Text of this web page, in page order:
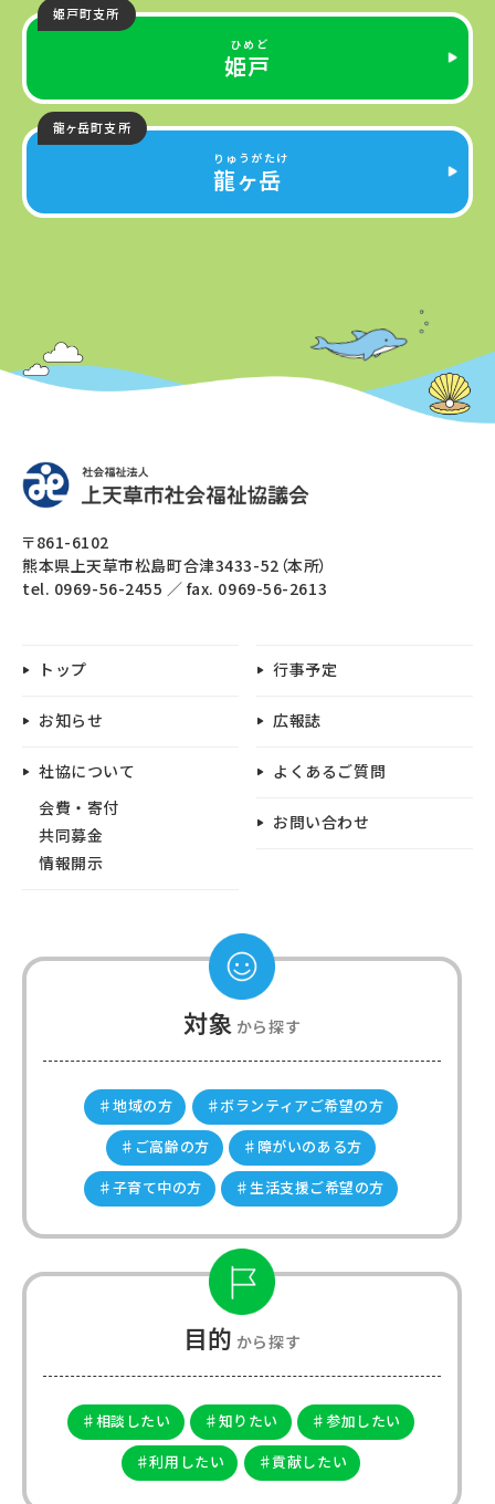
姫戸町支所
姫戸
龍ヶ岳町支所
龍ヶ岳
〒861-6102
熊本県上天草市松島町合津3433-52（本所）
tel. 0969-56-2455
fax. 0969-56-2613
トップ
お知らせ
社協について
会費・寄付
共同募金
情報開示
行事予定
広報誌
よくあるご質問
お問い合わせ
対象 から探す
♯地域の方
♯ボランティアご希望の方
♯ご高齢の方
♯障がいのある方
♯子育て中の方
♯生活支援ご希望の方
目的 から探す
♯相談したい ♯知りたい
♯参加したい
♯利用したい
♯貢献したい